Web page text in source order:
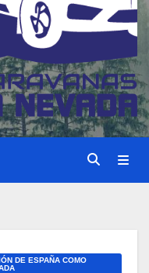
DE ESPAÑA COMO